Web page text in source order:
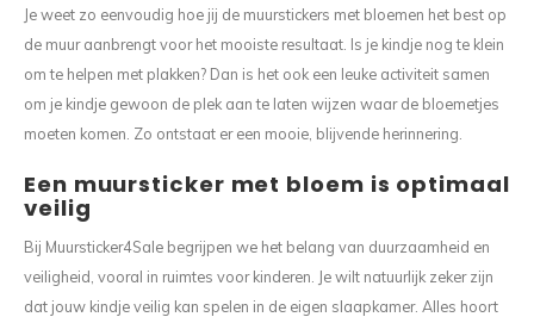
Je weet zo eenvoudig hoe jij de muurstickers met bloemen het best op
de muur aanbrengt voor het mooiste resultaat. Is je kindje nog te klein
om te helpen met plakken? Dan is het ook een leuke activiteit samen
om je kindje gewoon de plek aan te laten wijzen waar de bloemetjes
moeten komen. Zo ontstaat er een mooie, blijvende herinnering.
Een muursticker met bloem is optimaal
veilig
Bij Muursticker4Sale begrijpen we het belang van duurzaamheid en
veiligheid, vooral in ruimtes voor kinderen. Je wilt natuurlijk zeker zijn
dat jouw kindje veilig kan spelen in de eigen slaapkamer. Alles hoort